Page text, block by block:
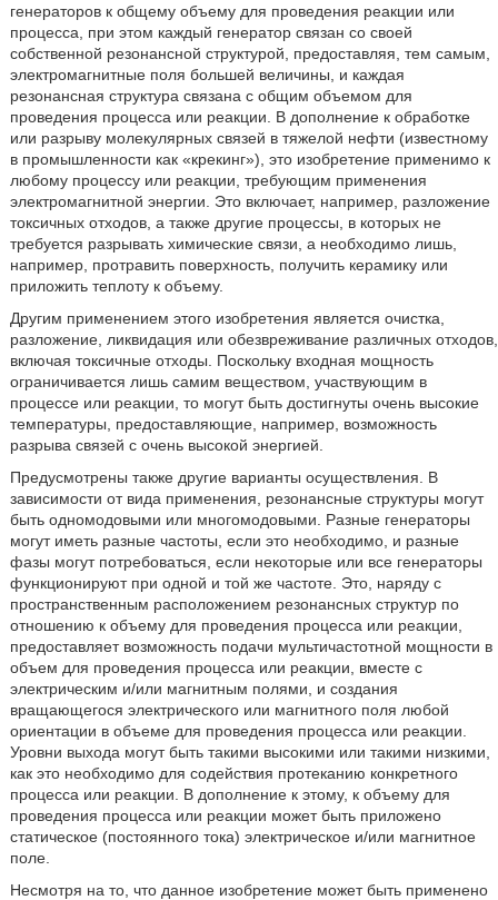
генераторов к общему объему для проведения реакции или
процесса, при этом каждый генератор связан со своей
собственной резонансной структурой, предоставляя, тем самым,
электромагнитные поля большей величины, и каждая
резонансная структура связана с общим объемом для
проведения процесса или реакции. В дополнение к обработке
или разрыву молекулярных связей в тяжелой нефти (известному
в промышленности как «крекинг»), это изобретение применимо к
любому процессу или реакции, требующим применения
электромагнитной энергии. Это включает, например, разложение
токсичных отходов, а также другие процессы, в которых не
требуется разрывать химические связи, а необходимо лишь,
например, протравить поверхность, получить керамику или
приложить теплоту к объему.
Другим применением этого изобретения является очистка,
разложение, ликвидация или обезвреживание различных отходов,
включая токсичные отходы. Поскольку входная мощность
ограничивается лишь самим веществом, участвующим в
процессе или реакции, то могут быть достигнуты очень высокие
температуры, предоставляющие, например, возможность
разрыва связей с очень высокой энергией.
Предусмотрены также другие варианты осуществления. В
зависимости от вида применения, резонансные структуры могут
быть одномодовыми или многомодовыми. Разные генераторы
могут иметь разные частоты, если это необходимо, и разные
фазы могут потребоваться, если некоторые или все генераторы
функционируют при одной и той же частоте. Это, наряду с
пространственным расположением резонансных структур по
отношению к объему для проведения процесса или реакции,
предоставляет возможность подачи мультичастотной мощности в
объем для проведения процесса или реакции, вместе с
электрическим и/или магнитным полями, и создания
вращающегося электрического или магнитного поля любой
ориентации в объеме для проведения процесса или реакции.
Уровни выхода могут быть такими высокими или такими низкими,
как это необходимо для содействия протеканию конкретного
процесса или реакции. В дополнение к этому, к объему для
проведения процесса или реакции может быть приложено
статическое (постоянного тока) электрическое и/или магнитное
поле.
Несмотря на то, что данное изобретение может быть применено